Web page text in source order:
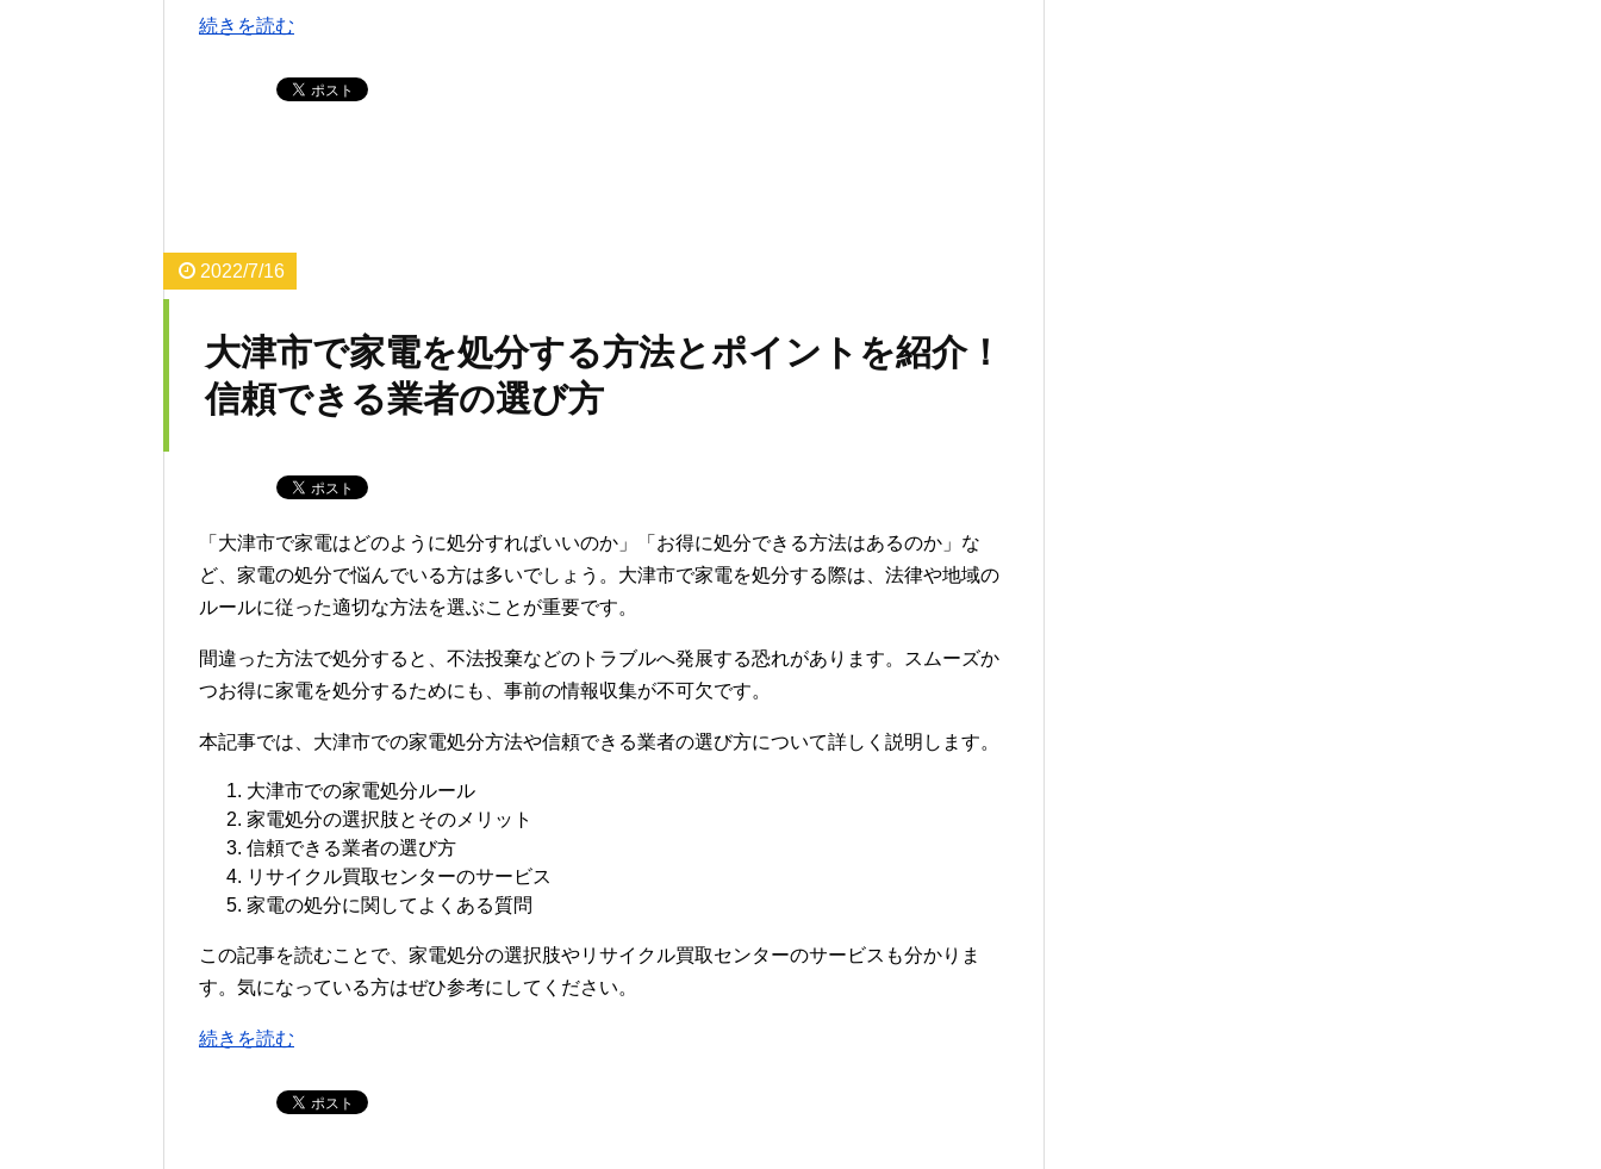
続きを読む
2022/7/16
大津市で家電を処分する方法とポイントを紹介！
信頼できる業者の選び方
「大津市で家電はどのように処分すればいいのか」「お得に処分できる方法はあるのか」な
ど、家電の処分で悩んでいる方は多いでしょう。大津市で家電を処分する際は、法律や地域の
ルールに従った適切な方法を選ぶことが重要です。
間違った方法で処分すると、不法投棄などのトラブルへ発展する恐れがあります。スムーズか
つお得に家電を処分するためにも、事前の情報収集が不可欠です。
本記事では、大津市での家電処分方法や信頼できる業者の選び方について詳しく説明します。
大津市での家電処分ルール
家電処分の選択肢とそのメリット
信頼できる業者の選び方
リサイクル買取センターのサービス
家電の処分に関してよくある質問
この記事を読むことで、家電処分の選択肢やリサイクル買取センターのサービスも分かりま
す。気になっている方はぜひ参考にしてください。
続きを読む